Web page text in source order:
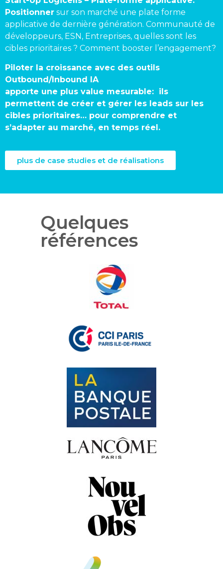
Positionner sur son marché une plate forme
applicative de dernière génération. Communauté de
développeurs, ESN, Entreprises, quelles sont les
cibles prioritaires ? Comment booster l’engagement?
Piloter la croissance avec des outils
Outbound/Inbound IA
apporte une plus value mesurable: ils
permettent de créer et gérer les leads sur les
cibles prioritaires… pour comprendre et
s’adapter au marché, en temps réel.
plus de case studies et de réalisations
Quelques
références